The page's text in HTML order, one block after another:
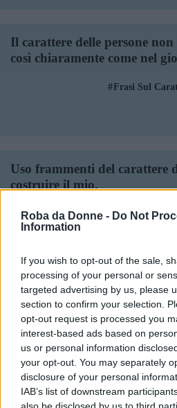
Roba da Donne - Do Not
Information
If you wish to opt-out of the sale,
processing of your personal or
targeted advertising by us, please
section to confirm your selection.
opt-out request is processed you
interest-based ads based on
us or personal information
your opt-out. You may separately
disclosure of your personal
IAB’s list of downstream
Il carattere delle persone
così chiaramente come nel
Frasi Sul
Uso frammenti del carattere
costruire il mio.
Le pop star sono difficili da
sono terrorizzate dall'idea di
vulnerabili o reali e che la
approfittare delle loro
contrario proclamo le mie
vado fiera. Le debolezze ci
carattere e, in fin dei conti,
voglio è che la gente mi